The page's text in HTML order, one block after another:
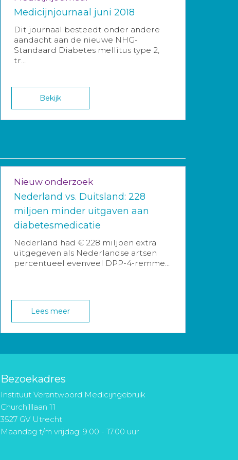
Medicijnjournaal juni 2018
Dit journaal besteedt onder andere
aandacht aan de nieuwe NHG-
Standaard Diabetes mellitus type 2,
tr...
Bekijk
Nieuw onderzoek
Nederland vs. Duitsland: 228
miljoen minder uitgaven aan
diabetesmedicatie
Nederland had € 228 miljoen extra
uitgegeven als Nederlandse artsen
percentueel evenveel DPP-4-remme...
Lees meer
Bezoekadres
Instituut Verantwoord Medicijngebruik
Churchilllaan 11
3527 GV Utrecht
Maandag t/m vrijdag: 9.00 - 17.00 uur